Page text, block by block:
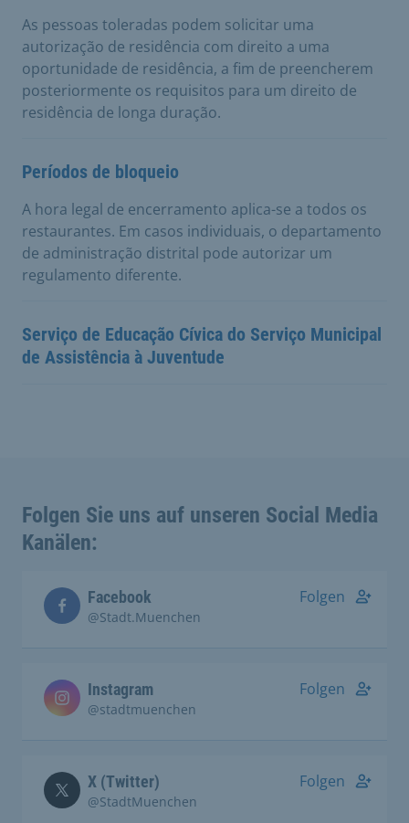
As pessoas toleradas podem solicitar uma
autorização de residência com direito a uma
oportunidade de residência, a fim de preencherem
posteriormente os requisitos para um direito de
residência de longa duração.
Períodos de bloqueio
A hora legal de encerramento aplica-se a todos os
restaurantes. Em casos individuais, o departamento
de administração distrital pode autorizar um
regulamento diferente.
Serviço de Educação Cívica do Serviço Municipal
de Assistência à Juventude
Folgen Sie uns auf unseren Social Media
Kanälen:
Facebook
@Stadt.Muenchen
Folgen
Instagram
@stadtmuenchen
Folgen
X (Twitter)
@StadtMuenchen
Folgen